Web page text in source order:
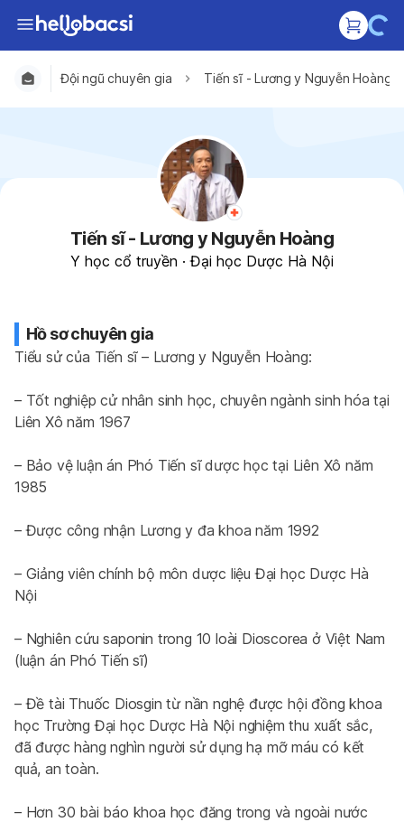
Đội ngũ chuyên gia Tiến sĩ - Lương y Nguyễn Hoàng
Tiến sĩ - Lương y Nguyễn Hoàng
Y học cổ truyền · Đại học Dược Hà Nội
Hồ sơ chuyên gia
Tiểu sử của Tiến sĩ – Lương y Nguyễn Hoàng:
– Tốt nghiệp cử nhân sinh học, chuyên ngành sinh hóa tại
Liên Xô năm 1967
– Bảo vệ luận án Phó Tiến sĩ dược học tại Liên Xô năm
1985
– Được công nhận Lương y đa khoa năm 1992
– Giảng viên chính bộ môn dược liệu Đại học Dược Hà
Nội
– Nghiên cứu saponin trong 10 loài Dioscorea ở Việt Nam
(luận án Phó Tiến sĩ)
– Đề tài Thuốc Diosgin từ nần nghệ được hội đồng khoa
học Trường Đại học Dược Hà Nội nghiệm thu xuất sắc,
đã được hàng nghìn người sử dụng hạ mỡ máu có kết
quả, an toàn.
– Hơn 30 bài báo khoa học đăng trong và ngoài nước